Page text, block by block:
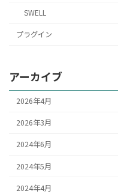
SWELL
プラグイン
アーカイブ
2026年4月
2026年3月
2024年6月
2024年5月
2024年4月